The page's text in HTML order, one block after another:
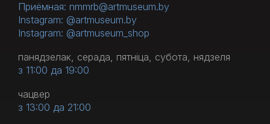
Приёмная: nmmrb@artmuseum.by
Instagram: @artmuseum.by
Instagram: @artmuseum_shop
панядзелак, серада, пятніца, субота, нядзеля
з 11:00 да 19:00
чацвер
з 13:00 да 21:00